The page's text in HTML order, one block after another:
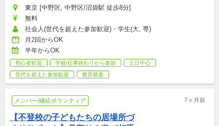
東京 [中野区, 中野区/沼袋駅 徒歩8分]
無料
社会人(世代を超えた参加歓迎)・学生(大, 専)
月2回からOK
半年からOK
初心者歓迎 学校/仕事終わりから参加
土日中心
世代を超えた参加歓迎
教育格差
メンバー/継続ボランティア 7ヶ月前
【不登校の子どもたちの居場所づ